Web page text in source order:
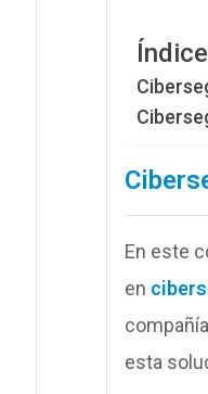
En este
en
esta